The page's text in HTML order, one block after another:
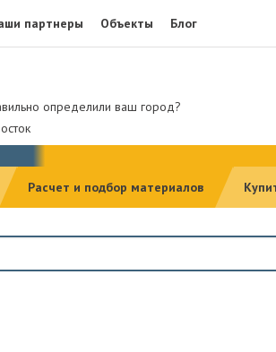
партнеры Объекты
Блог
определили ваш город?
Расчет и подбор материалов